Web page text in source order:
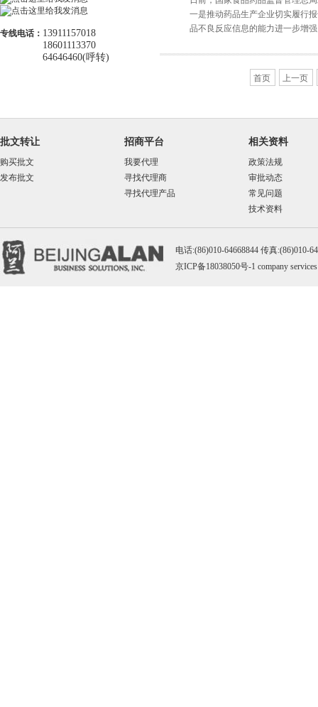
专线电话： 13911157018
18601113370
64646460(呼转)
一是推动药品生产企业切实履行
品不良反应信息的能力进一步增
首页 上一页
批文转让
购买批文
发布批文
招商平台
我要代理
寻找代理商
寻找代理产品
相关资料
政策法规
审批动态
常见问题
技术资料
电话:(86)010-64668844 传真:(86)010-
京ICP备18038050号-1 company